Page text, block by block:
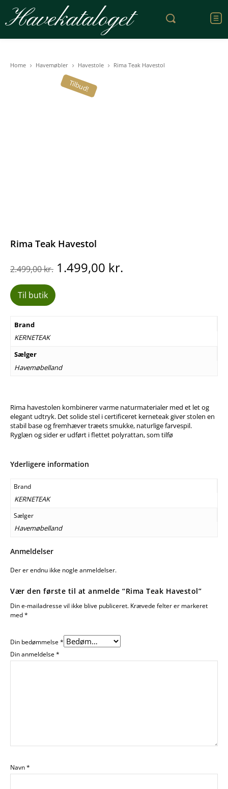
Havekataloget
Home Havemøbler Havestole Rima Teak Havestol
Tilbud!
Rima Teak Havestol
2.499,00kr. Den
oprindelige
1.499,00 kr.
Til butik
Brand
KERNETEAK
Sælger
Havemøbelland
Rima havestolen kombinerer varme naturmaterialer med et let og
elegant udtryk. Det solide stel i certificeret kerneteak giver stolen en
stabil base og fremhæver træets smukke, naturlige farvespil.
Ryglæn og sider er udført i flettet polyrattan, som tilfø
Yderligere information
Brand
KERNETEAK
Sælger
Havemøbelland
Anmeldelser
Der er endnu ikke nogle anmeldelser.
Vær den første til at anmelde “Rima Teak Havestol”
Din e-mailadresse vil ikke blive publiceret. Krævede felter er markeret
med*
Din bedømmelse*
Din anmeldelse*
Navn*